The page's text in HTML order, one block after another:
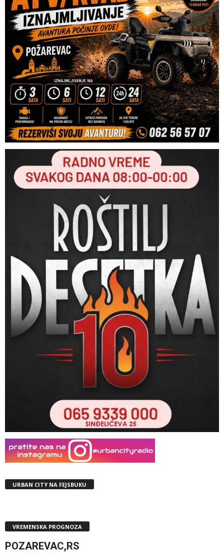
URBAN CITY NA FEJSBUKU
VREMENSKA PROGNOZA
POZAREVAC,RS